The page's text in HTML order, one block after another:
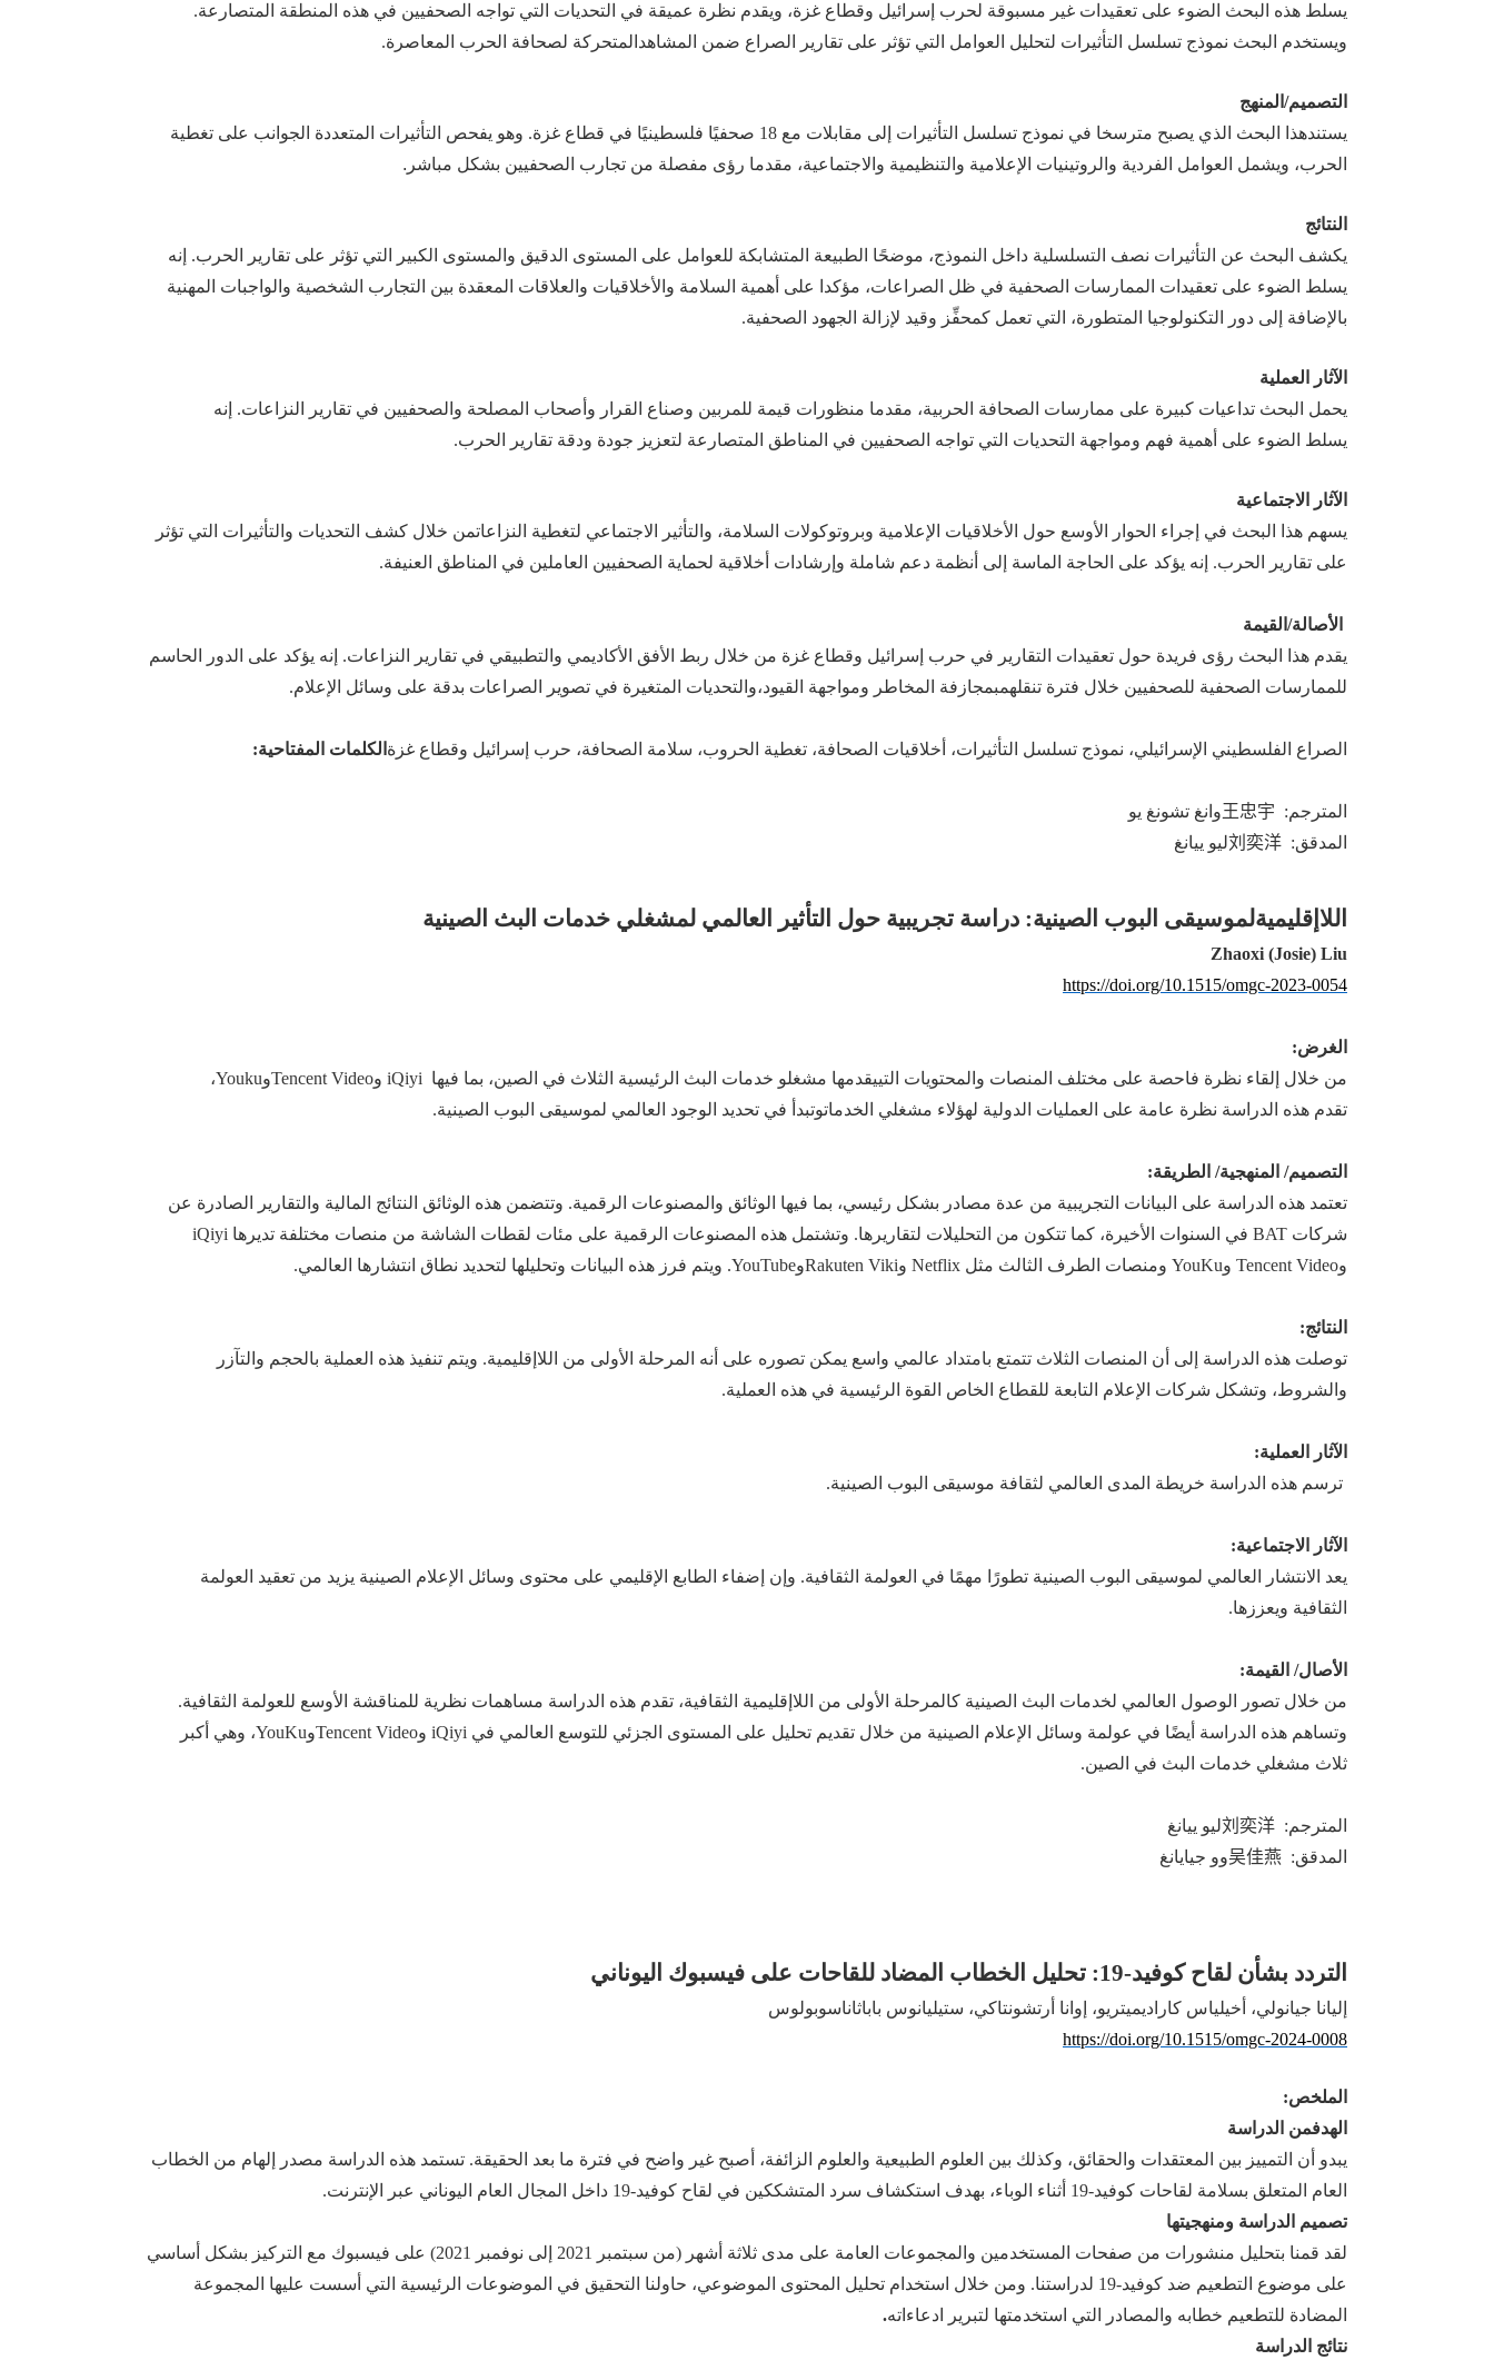
يسلط هذه البحث الضوء على تعقيدات غير مسبوقة لحرب إسرائيل وقطاع غزة، ويقدم نظرة عميقة في التحديات التي تواجه الصحفيين في هذه المنطقة المتصارعة.
ويستخدم البحث نموذج تسلسل التأثيرات لتحليل العوامل التي تؤثر على تقارير الصراع ضمن المشاهد المتحركة لصحافة الحرب المعاصرة.
التصميم/المنهج
يستندهذا البحث الذي يصبح مترسخا في نموذج تسلسل التأثيرات إلى مقابلات مع 18 صحفيًا فلسطينيًا في قطاع غزة. وهو يفحص التأثيرات المتعددة الجوانب على تغطية
الحرب، ويشمل العوامل الفردية والروتينيات الإعلامية والتنظيمية والاجتماعية، مقدما رؤى مفصلة من تجارب الصحفيين بشكل مباشر .
النتائج
يكشف البحث عن التأثيرات نصف التسلسلية داخل النموذج، موضحًا الطبيعة المتشابكة للعوامل على المستوى الدقيق والمستوى الكبير التي تؤثر على تقارير الحرب. إنه
يسلط الضوء على تعقيدات الممارسات الصحفية في ظل الصراعات، مؤكد على أهمية السلامة والأخلاقيات و العلاقات المعقدة بين التجارب الشخصية والواجبات المهنية
بالإضافة إلى دور التكنولوجيا المتطورة، التي تعمل كمحفِّز وقيد لإزالة الجهود الصحفية.
الآثار
العملية
يحمل البحث تداعيات كبيرة على ممارسات الصحافة الحربية، مقدما منظورات قيمة للمربين وصناع القرار وأصحاب المصلحة و الصحفيين في تقارير النزاعات. إنه
يسلط الضوء على أهمية فهم ومواجهة التحديات التي تواجه الصحفيين في المناطق المتصارعة لتعزيز جودة ودقة تقارير الحرب.
الآثار
الاجتماعية
يسهم هذا البحث في إجراء الحوار الأوسع حول الأخلاقيات الإعلامية وبروتوكولات السلامة، والتأثير الاجتماعي لتغطية النزاعاتمن خلال كشف التحديات والتأثيرات التي تؤثر
على تقارير الحرب. إنه يؤكد على الحاجة الماسة إلى أنظمة دعم شاملة وإرشادات أخلاقية لحماية الصحفيين العاملين في المناطق العنيفة.
الأصالة/القيمة
يقدم هذا البحث رؤى فريدة حول تعقيدات التقارير في حرب إسرائيل وقطاع غزة من خلال ربط الأفق الأكاديمي والتطبيقي في تقارير النزاعات. إنه يؤكد على الدور الحاسم
للممارسات الصحفية للصحفيين خلال فترة تنقلهمبمجازفة المخاطر ومواجهة القيود،و التحديات المتغيرة في تصوير الصراعات بدقة على وسائل الإعلام.
الكلمات المفتاحية: الصراع الفلسطيني الإسرائيلي، نموذج تسلسل التأثيرات، أخلاقيات الصحافة، تغطية الحروب، سلامة الصحافة، حرب إسرائيل وقطاع غزة
المترجم: 王忠宇وانغ تشونغ يو
المدقق: 刘奕洋ليو ييانغ
اللاإقليميةلموسيقى البوب الصينية: دراسة تجريبية حول التأثير العالمي لمشغلي خدمات البث الصينية
Zhaoxi (Josie) Liu
https://doi.org/10.1515/omgc-2023-0054
الغرض:
من خلال إلقاء نظرة فاحصة على مختلف المنصات و المحتويات التييقدمها مشغلو خدمات البث الرئيسية الثلاث في الصين، بما فيها Tencent VideoوYouku
،
تقدم هذه الدراسة نظرة عامة على العمليات الدولية لهؤلاء مشغلي الخدماتوتبدأ في تحديد الوجود العالمي لموسيقى البوب الصينية.
التصميم/ المنهجية/ الطريقة:
تعتمد هذه الدراسة على البيانات التجريبية من عدة مصادر بشكل رئيسي، بما فيها الوثائق والمصنوعات الرقمية. وتتضمن هذه الوثائق النتائج المالية والتقارير
الصادرة عن
شركات BAT في السنوات
الأخيرة، كما تتكون من التحليلات لتقاريرها. وتشتمل هذه
المصنوعات الرقمية على مئات لقطات الشاشة من منصات مختلفة تديرها iQiyi
وTencent Video وYouKu ومنصات الطرف الثالث
مثل وYouTube . ويتم فرز هذه البيانات وتحليلها لتحديد نطاق انتشارها العالمي.
النتائج:
توصلت هذه الدراسة إلى أن المنصات الثلاث تتمتع بامتداد عالمي واسع يمكن تصوره على أنه المرحلة الأولى من اللاإقليمية. ويتم تنفيذ هذه العملية بالحجم والتآزر
والشروط، وتشكل شركات الإعلام التابعة للقطاع الخاص القوة الرئيسية في هذه العملية.
الآثار العملية:
ترسم هذه الدراسة خريطة المدى العالمي لثقافة موسيقى البوب الصينية.
الآثار الاجتماعية:
يعد الانتشار العالمي لموسيقى البوب الصينية تطورًا مهمًا في العولمة الثقافية. و إن إضفاء الطابع الإقليمي على محتوى وسائل الإعلام الصينية يزيد من تعقيد العولمة
الثقافية ويعززها.
الأصال/ القيمة:
من خلال تصور الوصول العالمي لخدمات البث الصينية كالمرحلة الأولى من اللاإقليمية الثقافية، تقدم هذه الدراسة مساهمات نظرية للمناقشة الأوسع للعولمة الثقافية.
وتساهم هذه الدراسة أيضًا في عولمة وسائل الإعلام الصينية من خلال تقديم تحليل على المستوى الجزئي للتوسع العالمي في iQiyi وTencent Video وYouKu ، وهي أكبر
ثلاث مشغلي خدمات البث في الصين.
المترجم: 刘奕洋ليو ييانغ
المدقق: 吴佳燕وو جيايانغ
التردد بشأن لقاح كوفيد-19: تحليل الخطاب المضاد للقاحات على فيسبوك اليوناني
إليانا جيانولي، أخيلياس كاراديميتريو، إوانا أرتشونتاكي، ستيليانوس باباثاناسوبولوس
https://doi.org/10.1515/omgc-2024-0008
الملخص:
الهدفمن الدراسة
يبدو أن التمييز بين المعتقدات والحقائق، وكذلك بين العلوم الطبيعية والعلوم الزائفة، أصبح غير واضح في فترة ما بعد الحقيقة. تستمد هذه الدراسة مصدر إلهام من الخطاب
العام المتعلق بسلامة لقاحات كوفيد-19 أثناء الوباء، بهدف استكشاف سرد المتشككين في لقاح كوفيد-19 داخل المجال العام اليوناني عبر الإنترنت.
تصميم الدراسة ومنهجيتها
لقد قمنا بتحليل منشورات من صفحات المستخدمين والمجموعات العامة على مدى ثلاثة أشهر (من سبتمبر 2021 إلى نوفمبر 2021) على فيسبوك مع التركيز بشكل أساسي
على موضوع التطعيم ضد كوفيد-19 لدراستنا. ومن خلال استخدام تحليل المحتوى الموضوعي، حاولنا التحقيق في الموضوعات الرئيسية التي أسست عليها المجموعة
المضادة للتطعيم خطابه والمصادر التي استخدمتها لتبرير ادعاءاته.
نتائج الدراسة